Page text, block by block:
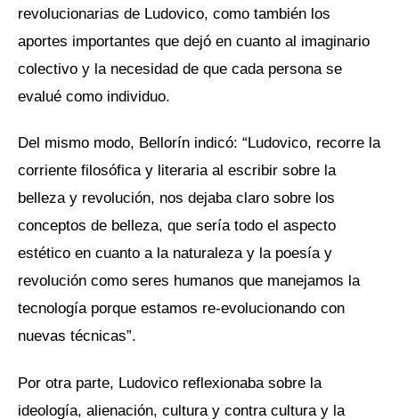
revolucionarias de Ludovico, como también los
aportes importantes que dejó en cuanto al imaginario
colectivo y la necesidad de que cada persona se
evalué como individuo.
Del mismo modo, Bellorín indicó: “Ludovico, recorre la
corriente filosófica y literaria al escribir sobre la
belleza y revolución, nos dejaba claro sobre los
conceptos de belleza, que sería todo el aspecto
estético en cuanto a la naturaleza y la poesía y
revolución como seres humanos que manejamos la
tecnología porque estamos re-evolucionando con
nuevas técnicas”.
Por otra parte, Ludovico reflexionaba sobre la
ideología, alienación, cultura y contra cultura y la